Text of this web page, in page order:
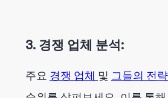
3. 경쟁 업체 분석:
주요 경쟁 업체 및 그들의 전